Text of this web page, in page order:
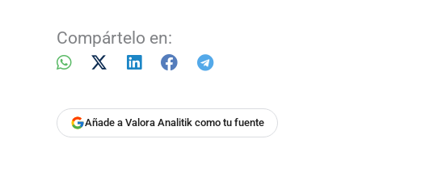
Compártelo en:
Añade a Valora Analitik como tu fuente